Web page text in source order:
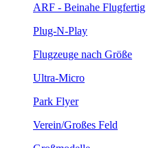
ARF - Beinahe Flugfertig
Plug-N-Play
Flugzeuge nach Größe
Ultra-Micro
Park Flyer
Verein/Großes Feld